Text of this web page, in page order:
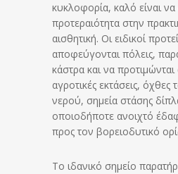
κυκλοφορία, καλό είναι
προτεραιότητα στην
αισθητική. Οι ειδικοί
αποφεύγονται πόλεις,
κάστρα και να προτιμώνται
αγροτικές εκτάσεις, όχθες
νερού, σημεία στάσης
οποιοδήποτε ανοιχτό
προς τον βορειοδυτικό
Το ιδανικό σημείο